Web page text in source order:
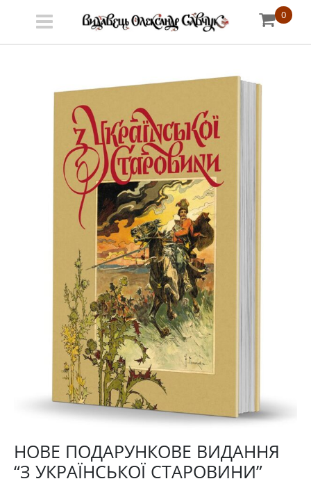
Меню
видавництво
#запідтримкиУКФ
0
НОВЕ ПОДАРУНКОВЕ ВИДАННЯ
“З УКРАЇНСЬКОЇ СТАРОВИНИ”